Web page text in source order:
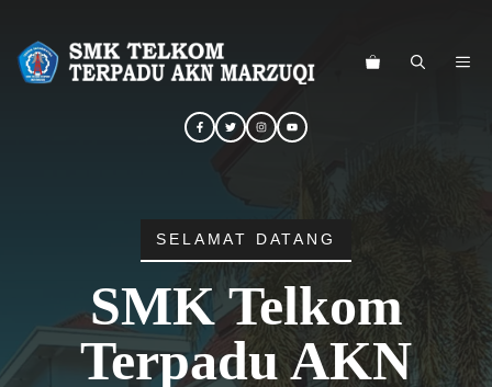
SELAMAT DATANG
SMK Telkom
Terpadu AKN